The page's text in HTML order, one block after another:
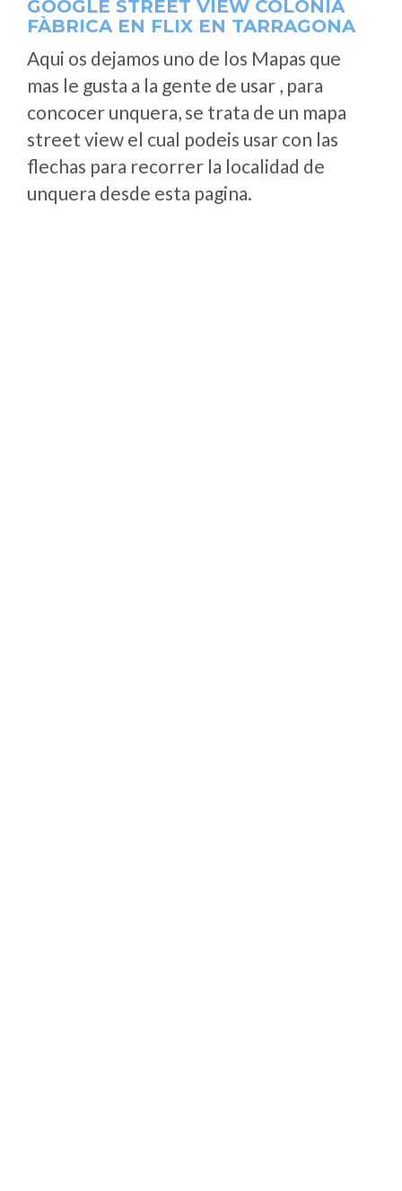
GOOGLE STREET VIEW COLÒNIA
FÀBRICA EN FLIX EN TARRAGONA
Aqui os dejamos uno de los Mapas que
mas le gusta a la gente de usar , para
concocer unquera, se trata de un mapa
street view el cual podeis usar con las
flechas para recorrer la localidad de
unquera desde esta pagina.